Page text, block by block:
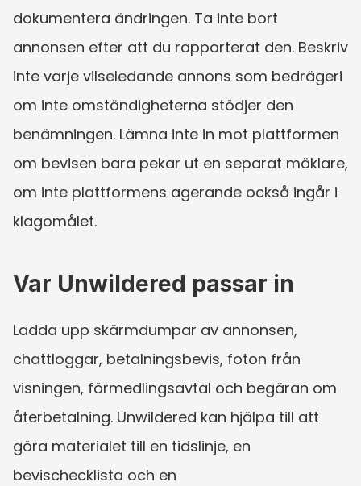
dokumentera ändringen. Ta inte bort
annonsen efter att du rapporterat den. Beskriv
inte varje vilseledande annons som bedrägeri
om inte omständigheterna stödjer den
benämningen. Lämna inte in mot plattformen
om bevisen bara pekar ut en separat mäklare,
om inte plattformens agerande också ingår i
klagomålet.
Var Unwildered passar in
Ladda upp skärmdumpar av annonsen,
chattloggar, betalningsbevis, foton från
visningen, förmedlingsavtal och begäran om
återbetalning. Unwildered kan hjälpa till att
göra materialet till en tidslinje, en
bevischecklista och en